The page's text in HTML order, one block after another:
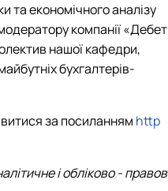
та економічного аналізу
компанії «Дебет
нашої кафедри,
бухгалтерів-
за посиланням http
і обліково -